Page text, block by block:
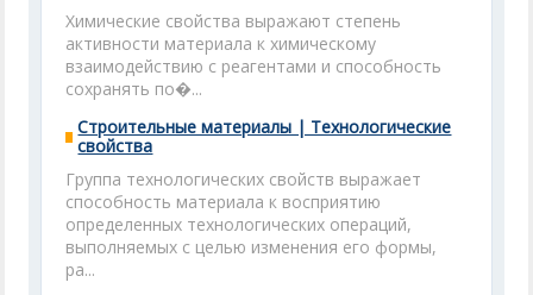
Химические свойства выражают степень
активности материала к химическому
взаимодействию с реагентами и способность
сохранять по�...
Строительные материалы | Технологические
свойства
Группа технологических свойств выражает
способность материала к восприятию
определенных технологических операций,
выполняемых с целью изменения его формы,
ра...